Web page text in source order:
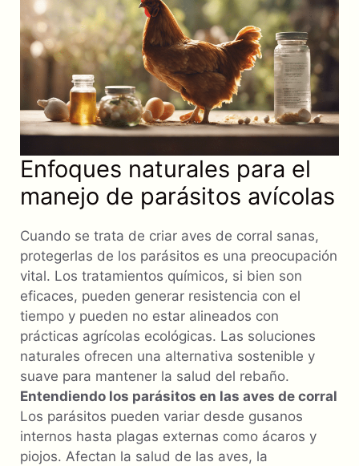
Enfoques naturales para el
manejo de parásitos avícolas
Cuando se trata de criar aves de corral sanas,
protegerlas de los parásitos es una preocupación
vital. Los tratamientos químicos, si bien son
eficaces, pueden generar resistencia con el
tiempo y pueden no estar alineados con
prácticas agrícolas ecológicas. Las soluciones
naturales ofrecen una alternativa sostenible y
suave para mantener la salud del rebaño.
Entendiendo los parásitos en las aves de corral
Los parásitos pueden variar desde gusanos
internos hasta plagas externas como ácaros y
piojos. Afectan la salud de las aves, la